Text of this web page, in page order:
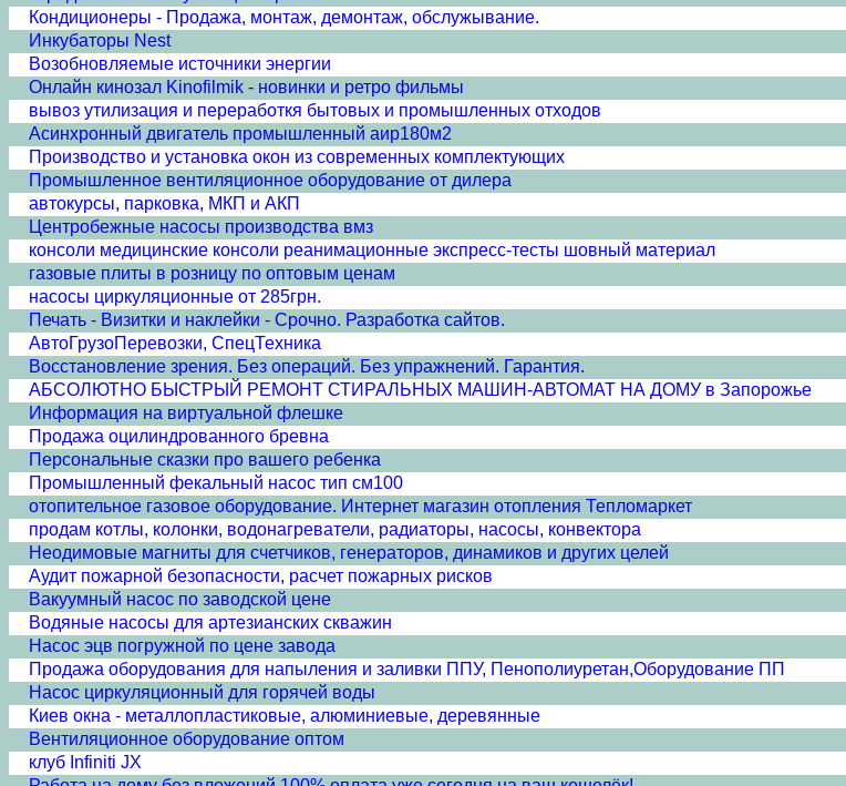
Кондиционеры - Продажа, монтаж, демонтаж, обслужывание.
Инкубаторы Nest
Возобновляемые источники энергии
Онлайн кинозал Kinofilmik - новинки и ретро фильмы
вывоз утилизация и переработкя бытовых и промышленных отходов
Асинхронный двигатель промышленный аир180м2
Производство и установка окон из современных комплектующих
Промышленное вентиляционное оборудование от дилера
автокурсы, парковка, МКП и АКП
Центробежные насосы производства вмз
консоли медицинские консоли реанимационные экспресс-тесты шовный материал
газовые плиты в розницу по оптовым ценам
насосы циркуляционные от 285грн.
Печать - Визитки и наклейки - Срочно. Разработка сайтов.
АвтоГрузоПеревозки, СпецТехника
Восстановление зрения. Без операций. Без упражнений. Гарантия.
АБСОЛЮТНО БЫСТРЫЙ РЕМОНТ СТИРАЛЬНЫХ МАШИН-АВТОМАТ НА ДОМУ в Запорожье
Информация на виртуальной флешке
Продажа оцилиндрованного бревна
Персональные сказки про вашего ребенка
Промышленный фекальный насос тип см100
отопительное газовое оборудование. Интернет магазин отопления Тепломаркет
продам котлы, колонки, водонагреватели, радиаторы, насосы, конвектора
Неодимовые магниты для счетчиков, генераторов, динамиков и других целей
Аудит пожарной безопасности, расчет пожарных рисков
Вакуумный насос по заводской цене
Водяные насосы для артезианских скважин
Насос эцв погружной по цене завода
Продажа оборудования для напыления и заливки ППУ, Пенополиуретан,Оборудование ПП
Насос циркуляционный для горячей воды
Киев окна - металлопластиковые, алюминиевые, деревянные
Вентиляционное оборудование оптом
клуб Infiniti JX